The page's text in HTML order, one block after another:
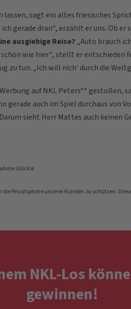
lassen, sagt ein altes friesisches
gerade dran“, erzählt er uns. Ob er
ausgiebige Reise? „Auto brauch
wie hier“, stellt er entschieden
zu tun. „Ich will nich‘ durch die
auf NKL Peters** gestoßen,
gerade auch im Spiel durchaus von
sieht Herr Mattes auch keinen
Glöckle
die Privatsphäre unserer Kunden zu schützen.
NKL-Los
gewinnen!